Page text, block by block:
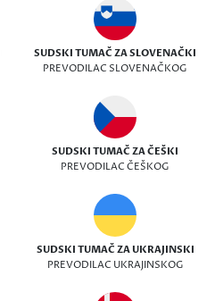
SUDSKI TUMAČ ZA SLOVENAČKI
PREVODILAC SLOVENAČKOG
SUDSKI TUMAČ ZA ČEŠKI
PREVODILAC ČEŠKOG
SUDSKI TUMAČ ZA UKRAJINSKI
PREVODILAC UKRAJINSKOG